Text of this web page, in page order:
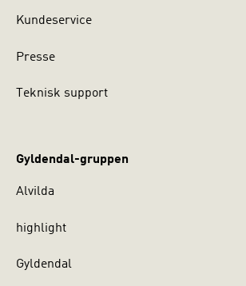
Kundeservice
Presse
Teknisk support
Gyldendal-gruppen
Alvilda
highlight
Gyldendal